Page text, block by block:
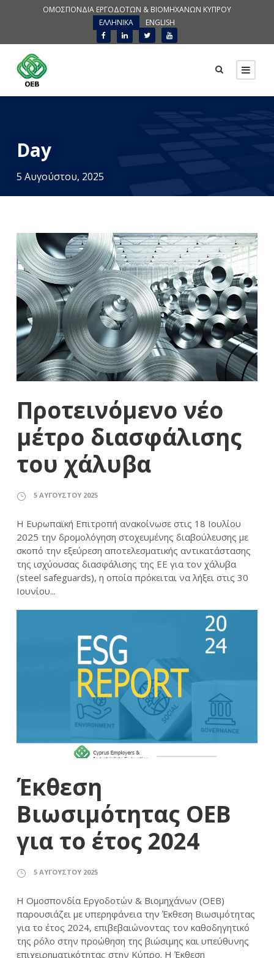
ΟΜΟΣΠΟΝΔΙΑ ΕΡΓΟΔΟΤΩΝ & ΒΙΟΜΗΧΑΝΩΝ ΚΥΠΡΟΥ
ΕΛΛΗΝΙΚΑ
ENGLISH
Day
5 Αυγούστου, 2025
Προτεινόμενο νέο
μέτρο διασφάλισης
του χάλυβα
5 ΑΥΓΟΎΣΤΟΥ 2025
Η Ευρωπαϊκή Επιτροπή ανακοίνωσε στις 18 Ιουλίου
2025 την δρομολόγηση στοχευμένης διαβούλευσης με
σκοπό την εξεύρεση αποτελεσματικής αντικατάστασης
της ισχύουσας διασφάλισης της ΕΕ για τον χάλυβα
(steel safeguards), η οποία πρόκειται να λήξει στις 30
Ιουνίου...
Έκθεση
Βιωσιμότητας ΟΕΒ
για το έτος 2024
5 ΑΥΓΟΎΣΤΟΥ 2025
Η Ομοσπονδία Εργοδοτών & Βιομηχάνων (ΟΕΒ)
παρουσιάζει με υπερηφάνεια την Έκθεση Βιωσιμότητας
για το έτος 2024, επιβεβαιώνοντας τον καθοδηγητικό
της ρόλο στην προώθηση της βιώσιμης και υπεύθυνης
επιχειρηματικότητας στην Κύπρο. Η Έκθεση